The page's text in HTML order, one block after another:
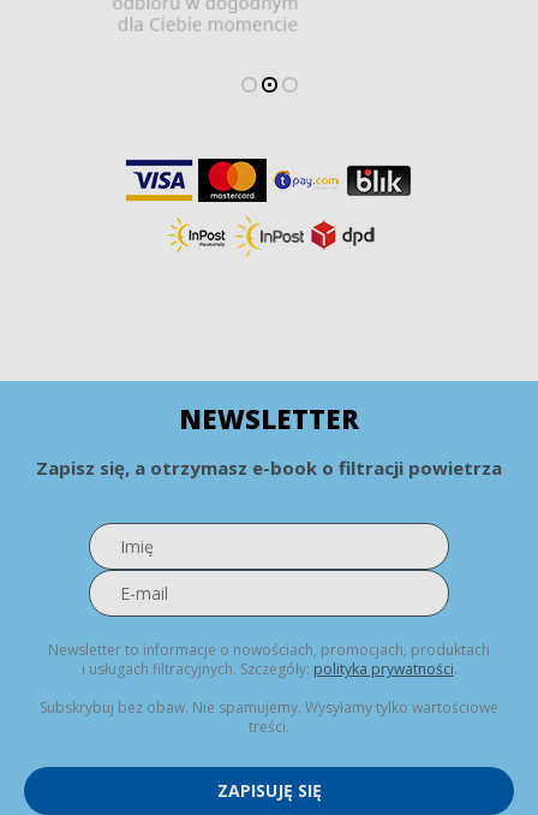
NEWSLETTER
Zapisz się, a otrzymasz e-book o filtracji powietrza
Newsletter to informacje o nowościach, promocjach, produktach
i usługach filtracyjnych. Szczegóły: polityka prywatności.
Subskrybuj bez obaw. Nie spamujemy. Wysyłamy tylko wartościowe
treści.
ZAPISUJĘ SIĘ